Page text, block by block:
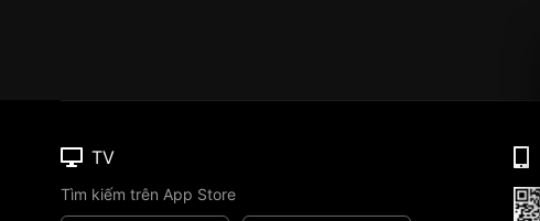
TV
Tìm kiếm trên App Store